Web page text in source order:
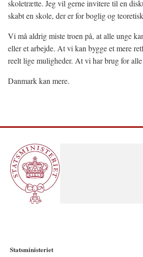
skoletrætte. Jeg vil gerne invitere til en
skabt en skole, der er for boglig og
Vi må aldrig miste troen på, at alle unge
eller et arbejde. At vi kan bygge et mere
reelt lige muligheder. At vi har brug for
Danmark kan mere.
Statsministeriet